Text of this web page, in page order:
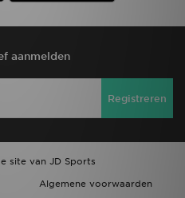
aanmelden
Registreren
site van JD Sports
Algemene voorwaarden